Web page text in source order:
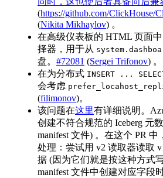
(https://github.com/ClickHouse/
(Nikita Mikhaylov) 。
在高级仪表板的 HTML 页面
择器，用于从
盘。 #72081 (Sergei Trifonov) 。
在为分布式 INSERT ...
会考虑
(filimonov)。
该问题在这里有详细说明。
创建不符合规范的 Iceberg 元
manifest 文件) 。在这个 PR
处理：尝试用 v2 读取器读取
据 (因为它们就是按这种方式
manifest 文件中创建对应字段